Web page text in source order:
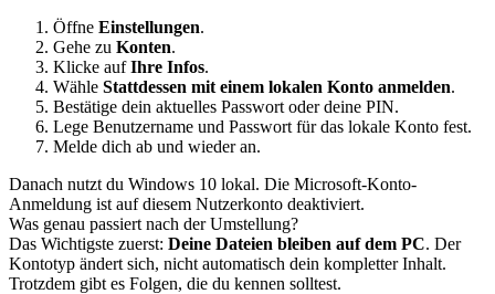
Öffne Einstellungen.
Gehe zu Konten.
Klicke aufIhre Infos.
Wähle Stattdessen mit einem lokalen Konto anmelden.
Bestätige dein aktuelles Passwort oder deine PIN.
Lege Benutzername und Passwort für das lokale Konto fest.
Melde dich ab und wieder an.
Danach nutzt du Windows 10 lokal. Die Microsoft-Konto-
Anmeldung ist auf diesem Nutzerkonto deaktiviert.
Was genau passiert nach der Umstellung?
Das Wichtigste zuerst: Deine Dateien bleiben auf dem PC. Der
Kontotyp ändert sich, nicht automatisch dein kompletter Inhalt.
Trotzdem gibt es Folgen, die du kennen solltest.